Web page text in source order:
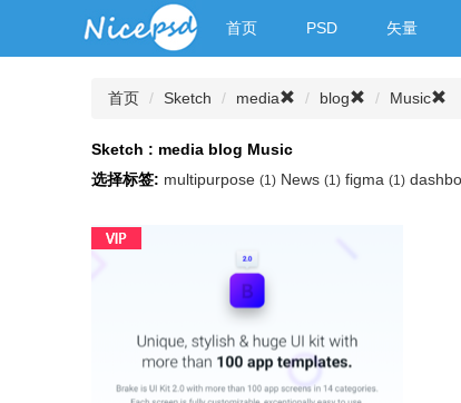
首页 PSD 矢量
首页 Sketch media blog Music
Sketch : media blog Music
选择标签: multipurpose (1) News (1) figma (1)